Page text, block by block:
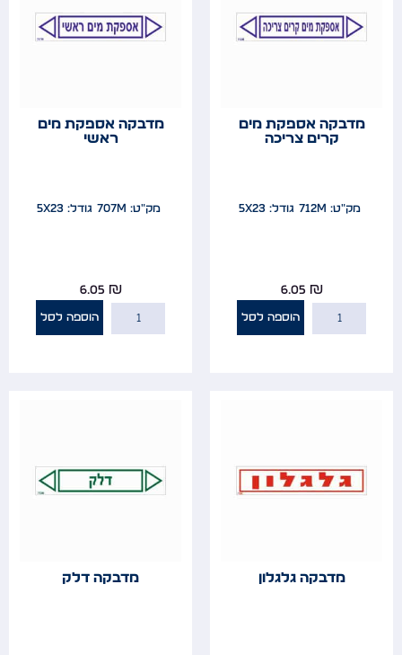
מדבקה אספקת מים
קרים צריכה
מק"ט: 712m גודל: 5x23
6.05₪
הוספה לסל
מדבקה אספקת מים
ראשי
מק"ט: 707m גודל: 5x23
6.05₪
הוספה לסל
מדבקה גלגלון מדבקה דלק